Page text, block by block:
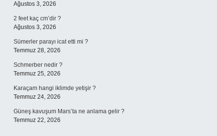
Ağustos 3, 2026
2 feet kaç cm’dir ?
Ağustos 3, 2026
Sümerler parayı icat etti mi ?
Temmuz 28, 2026
Schmerber nedir ?
Temmuz 25, 2026
Karaçam hangi iklimde yetişir ?
Temmuz 24, 2026
Güneş kavuşum Mars’ta ne anlama gelir ?
Temmuz 22, 2026